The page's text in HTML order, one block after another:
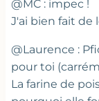
@MC : impec !
J'ai bien fait de
@Laurence :
pour toi
La farine de